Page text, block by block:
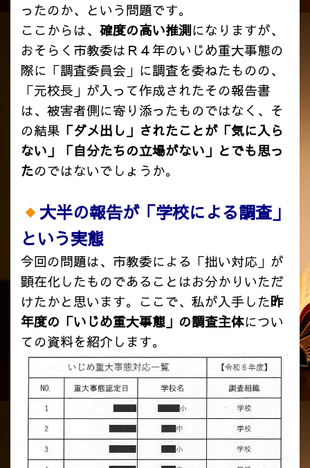
ったのか、という問題です。
ここからは、 確度の高い推測になりますが、
おそらく市教委はＲ４年のいじめ重大事態の
際に「調査委員会」に調査を委ねたものの、
「元校長」が入って作成されたその報告書
は、被害者側に寄り添ったものではなく、そ
の結果 「ダメ出し」されたことが「気に入ら
ない」「自分たちの立場がない」とでも思っ
たのではないでしょうか。
大半の報告が「学校による調査」
という実態
今回の問題は、市教委による「拙い対応」が
顕在化したものであることはお分かりいただ
けたかと思います。 ここで、私が入手した昨
年度の「いじめ重大事態」の調査主体につい
ての資料を紹介します。